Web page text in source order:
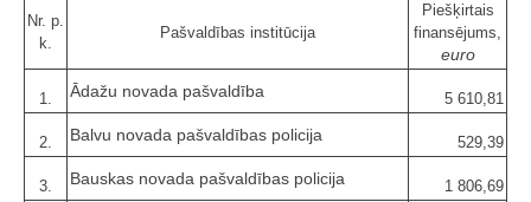
Nr. p.
k.
Pašvaldības institūcija
Piešķirtais
finansējums,
euro
1. Ādažu novada pašvaldība 5 610,81
2. Balvu novada pašvaldības policija 529,39
3. Bauskas novada pašvaldības policija 1 806,69